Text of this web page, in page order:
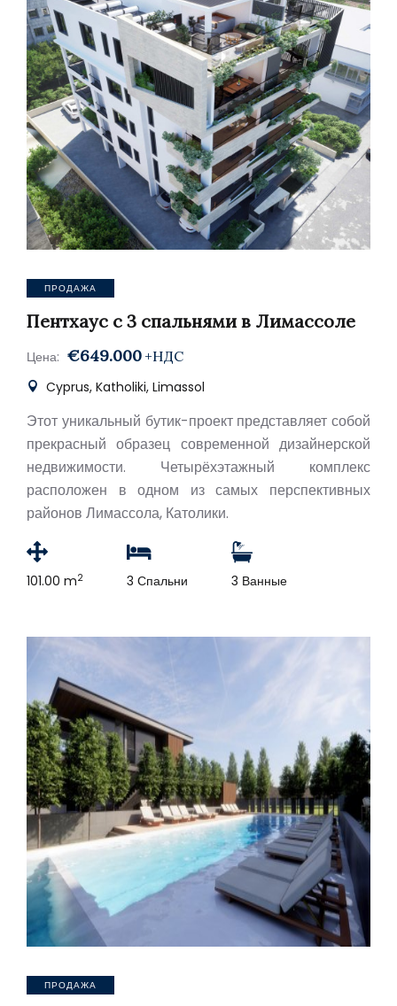
ПРОДАЖА
Пентхаус с 3 спальнями в Лимассоле
Цена: €649.000 +НДС
Cyprus, Katholiki, Limassol
Этот уникальный бутик-проект представляет собой
прекрасный образец современной дизайнерской
недвижимости. Четырёхэтажный комплекс
расположен в одном из самых перспективных
районов Лимассола, Католики.
101.00 m2 3 Спальни 3 Ванные
ПРОДАЖА